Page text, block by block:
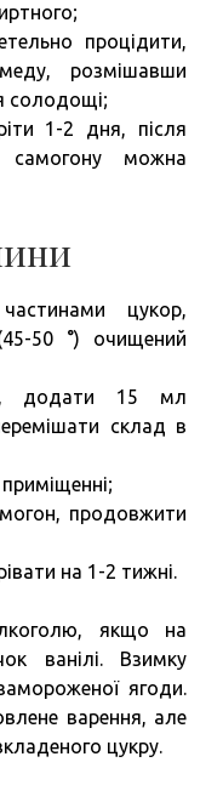
процідити,
розмішавши
солодощі;
1-2 дня, після
можна
цукор,
50 °) очищений
додати 15 мл
склад в
продовжити
на 1-2 тижні.
якщо на
ванілі. Взимку
ягоди.
варення, але
цукру.